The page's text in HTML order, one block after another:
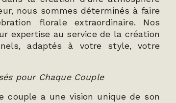
nous sommes déterminés à faire
florale extraordinaire. Nos
expertise au service de la création
adaptés à votre style, votre
pour Chaque Couple
couple a une vision unique de son